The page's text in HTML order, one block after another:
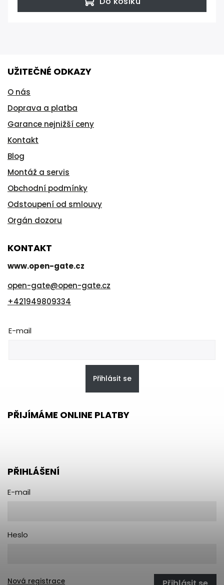
UŽITEČNÉ ODKAZY
O nás
Doprava a platba
Garance nejnižší ceny
Kontakt
Blog
Montáž a servis
Obchodní podmínky
Odstoupení od smlouvy
Orgán dozoru
KONTAKT
www.open-gate.cz
open-gate@open-gate.cz
+421949809334
E-mail
Přihlásit se
PŘIJÍMÁME ONLINE PLATBY
PŘIHLÁŠENÍ
E-mail
Heslo
Nová registrace